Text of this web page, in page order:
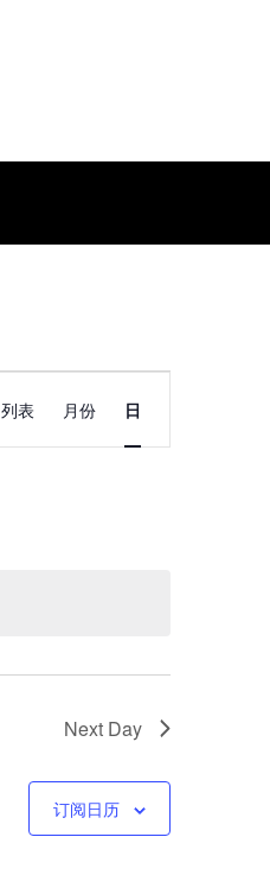
活
动
导
航
列表 月份 日
Next Day
订阅日历